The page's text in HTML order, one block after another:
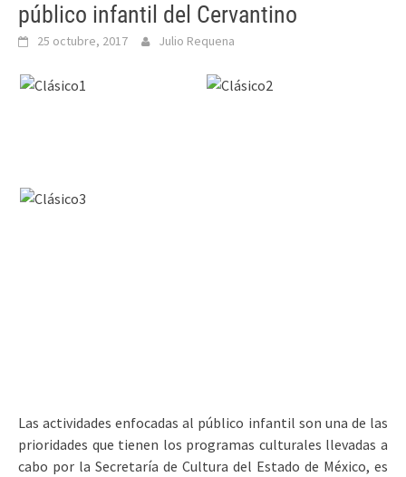
público infantil del Cervantino
25 octubre, 2017 Julio Requena
Las actividades enfocadas al público infantil son una de las
prioridades que tienen los programas culturales llevadas a
cabo por la Secretaría de Cultura del Estado de México, es